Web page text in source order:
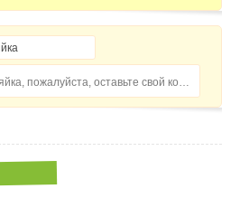
Домохозяйка, пожалуйста, оставьте свой комментарий...